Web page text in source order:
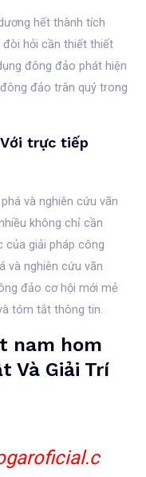
hết thành tích
đòi hỏi cần thiết thiết
đông đảo phát hiện
đảo trân quý trong
trực tiếp
và nghiên cứu vãn
không chỉ cần
của giải pháp công
và nghiên cứu vãn
đảo cơ hội mới mẻ
tóm tắt thông tin.
nam hom
Và Giải Trí